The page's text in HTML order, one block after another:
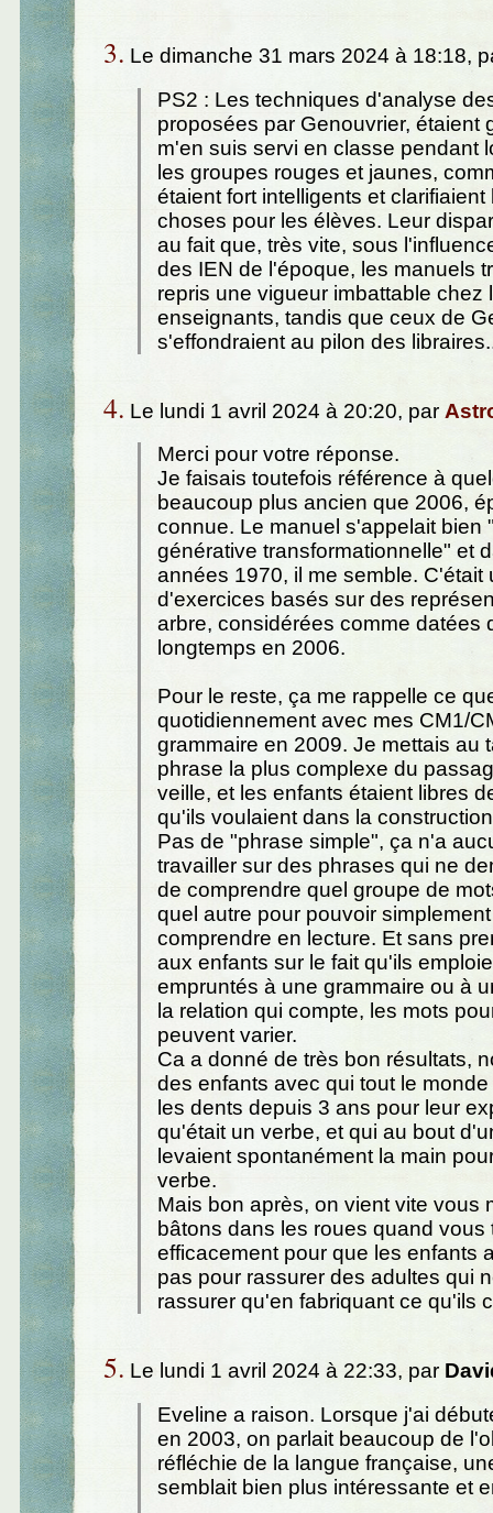
3. Le dimanche 31 mars 2024 à 18:18,
PS2 : Les techniques d'analyse
proposées par Genouvrier, étaient
m'en suis servi en classe pendant
les groupes rouges et jaunes,
étaient fort intelligents et clarifiaient
choses pour les élèves. Leur
au fait que, très vite, sous
des IEN de l'époque, les manuels
repris une vigueur imbattable chez
enseignants, tandis que ceux de
s'effondraient au pilon des
4. Le lundi 1 avril 2024 à 20:20, par
Merci pour votre réponse.
Je faisais toutefois référence à
beaucoup plus ancien que 2006,
connue. Le manuel s'appelait bien
générative transformationnelle" et
années 1970, il me semble. C'était
d'exercices basés sur des
arbre, considérées comme datées
longtemps en 2006.
Pour le reste, ça me rappelle ce
quotidiennement avec mes CM1/
grammaire en 2009. Je mettais au
phrase la plus complexe du
veille, et les enfants étaient libres
qu'ils voulaient dans la
Pas de "phrase simple", ça n'a
travailler sur des phrases qui ne
de comprendre quel groupe de
quel autre pour pouvoir
comprendre en lecture. Et sans
aux enfants sur le fait qu'ils
empruntés à une grammaire ou à
la relation qui compte, les mots
peuvent varier.
Ca a donné de très bon résultats,
des enfants avec qui tout le
les dents depuis 3 ans pour leur
qu'était un verbe, et qui au bout
levaient spontanément la main
verbe.
Mais bon après, on vient vite vous
bâtons dans les roues quand vous
efficacement pour que les enfants
pas pour rassurer des adultes qui
rassurer qu'en fabriquant ce qu'ils
5. Le lundi 1 avril 2024 à 22:33, par
Eveline a raison. Lorsque j'ai
en 2003, on parlait beaucoup de
réfléchie de la langue française,
semblait bien plus intéressante et